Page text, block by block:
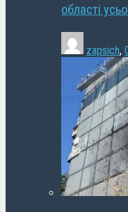
області
zapsich,